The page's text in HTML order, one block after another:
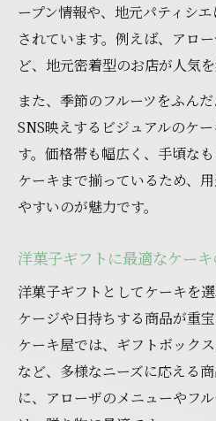
ープン情報や、地元パティシ
されています。例えば、アロ
ど、地元密着型のお店が人気を
また、季節のフルーツをふんだ
SNS映えするビジュアルのケ
す。価格帯も幅広く、手頃な
ケーキまで揃っているため、
やすいのが魅力です。
洋菓子ギフトに最適なケー
洋菓子ギフトとしてケーキを
ケージや日持ちする商品が重
ケーキ屋では、ギフトボック
など、多様なニーズに応える
に、アローザのメニューやフ